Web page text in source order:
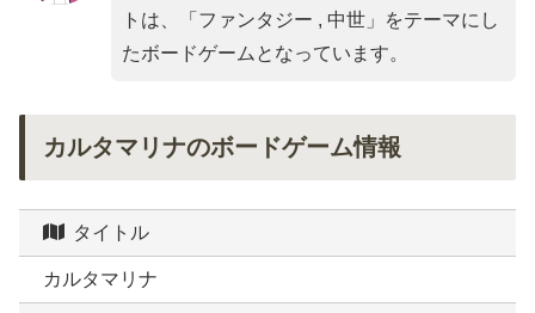
トは、「 ファンタジー , 中世」をテーマにし
たボードゲームとなっています。
カルタマリナのボードゲーム情報
タイトル
カルタマリナ